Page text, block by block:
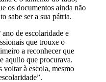
os documentos ainda não
sabe ser a sua pátria.
de escolaridade e
que trouxe o
a reconhecer que
aquilo que procurava.
voltar à escola, mesmo